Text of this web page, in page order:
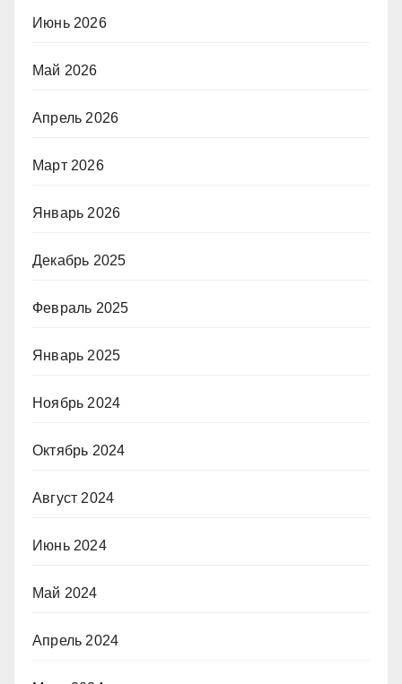
Июнь 2026
Май 2026
Апрель 2026
Март 2026
Январь 2026
Декабрь 2025
Февраль 2025
Январь 2025
Ноябрь 2024
Октябрь 2024
Август 2024
Июнь 2024
Май 2024
Апрель 2024